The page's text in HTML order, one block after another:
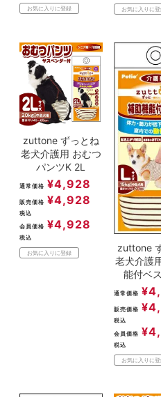
お気に入りに登録 お気に入りに
zuttone ずっとね
老犬介護用 おむつ
パンツK 2L
通常価格 ¥4,928
販売価格 ¥4,928
税込
会員価格 ¥4,928
税込
お気に入りに登録
zuttone
老犬介護
能付ベ
通常価格 ¥
販売価格 ¥
税込
会員価格 ¥
税込
お気に入りに